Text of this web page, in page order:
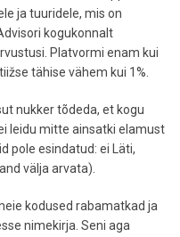
ja tuuridele, mis on
kogukonnalt
Platvormi enam kui
tähise vähem kui 1%.
nukker tõdeda, et kogu
leidu mitte ainsatki elamust
pole esindatud: ei Läti,
välja arvata).
kodused rabamatkad ja
nimekirja. Seni aga